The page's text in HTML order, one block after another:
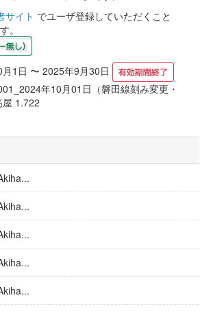
サイト でユーザ登録していただくこと
。
1日 〜 2025年9月30日
年10月01日（磐田線刻み変更・
1.722